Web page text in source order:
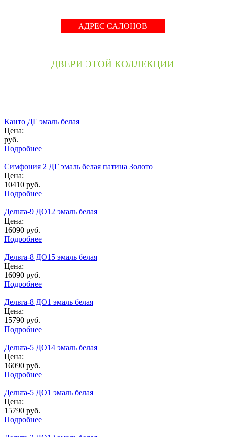
АДРЕС САЛОНОВ
ДВЕРИ ЭТОЙ КОЛЛЕКЦИИ
Канто ДГ эмаль белая
Цена:
руб.
Подробнее
Симфония 2 ДГ эмаль белая патина Золото
Цена:
10410 руб.
Подробнее
Дельта-9 ДО12 эмаль белая
Цена:
16090 руб.
Подробнее
Дельта-8 ДО15 эмаль белая
Цена:
16090 руб.
Подробнее
Дельта-8 ДО1 эмаль белая
Цена:
15790 руб.
Подробнее
Дельта-5 ДО14 эмаль белая
Цена:
16090 руб.
Подробнее
Дельта-5 ДО1 эмаль белая
Цена:
15790 руб.
Подробнее